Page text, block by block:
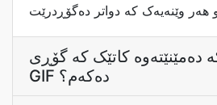
دەمێنێتەوە کاتێک کە گۆڕی
GIF دەکەم؟